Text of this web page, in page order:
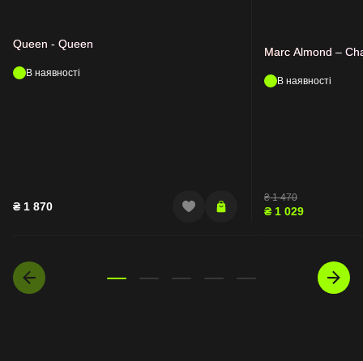
Queen - Queen
В наявності
₴ 1 870
Marc Almond –
В наявності
₴1 470
₴ 1 029